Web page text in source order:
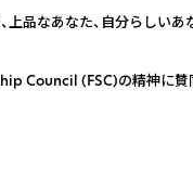
品なあなた、自分らしいあ
Council (FSC)の精神に賛